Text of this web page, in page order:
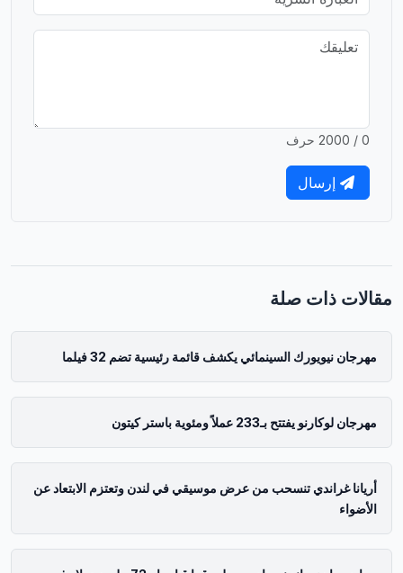
0 / 2000 حرف
إرسال
مقالات ذات صلة
مهرجان نيويورك السينمائي يكشف قائمة رئيسية تضم 32 فيلما
مهرجان لوكارنو يفتتح بـ233 عملاً ومئوية باستر كيتون
أريانا غراندي تنسحب من عرض موسيقي في لندن وتعتزم الابتعاد عن
الأضواء